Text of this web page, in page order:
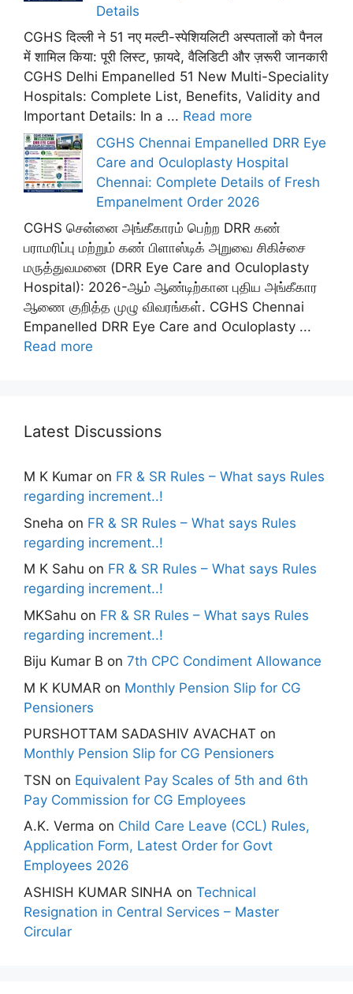
Details
CGHS दिल्ली ने 51 नए मल्टी-स्पेशियलिटी अस्पतालों को पैनल
में शामिल किया: पूरी लिस्ट, फ़ायदे, वैलिडिटी और ज़रूरी जानकारी
CGHS Delhi Empanelled 51 New Multi-Speciality
Hospitals: Complete List, Benefits, Validity and
Important Details: In a ... Read more
CGHS Chennai Empanelled DRR Eye
Care and Oculoplasty Hospital
Chennai: Complete Details of Fresh
Empanelment Order 2026
CGHS சென்னை அங்கீகாரம் பெற்ற DRR கண்
பராமரிப்பு மற்றும் கண் பிளாஸ்டிக் அறுவை சிகிச்சை
மருத்துவமனை (DRR Eye Care and Oculoplasty
Hospital): 2026-ஆம் ஆண்டிற்கான புதிய அங்கீகார
ஆணை குறித்த முழு விவரங்கள். CGHS Chennai
Empanelled DRR Eye Care and Oculoplasty ...
Read more
Latest Discussions
M K Kumar on FR & SR Rules – What says Rules
regarding increment..!
Sneha on FR & SR Rules – What says Rules
regarding increment..!
M K Sahu on FR & SR Rules – What says Rules
regarding increment..!
MKSahu on FR & SR Rules – What says Rules
regarding increment..!
Biju Kumar B on 7th CPC Condiment Allowance
M K KUMAR on Monthly Pension Slip for CG
Pensioners
PURSHOTTAM SADASHIV AVACHAT on
Monthly Pension Slip for CG Pensioners
TSN on Equivalent Pay Scales of 5th and 6th
Pay Commission for CG Employees
A.K. Verma on Child Care Leave (CCL) Rules,
Application Form, Latest Order for Govt
Employees 2026
ASHISH KUMAR SINHA on Technical
Resignation in Central Services – Master
Circular